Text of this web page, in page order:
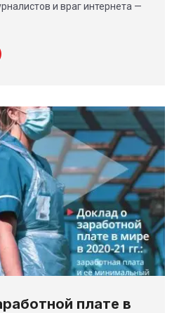
и враг интернета —
плате в